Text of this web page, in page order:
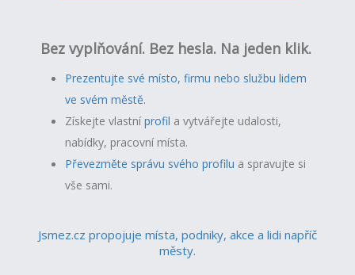
Bez vyplňování. Bez hesla. Na jeden klik.
Prezentujte své místo, firmu nebo službu lidem
ve svém městě.
Získejte vlastníprofil a vytvářejte udalosti,
nabídky, pracovní místa.
Převezměte správu svého profilu a spravujte si
vše sami.
Jsmez.cz propojuje místa, podniky, akce a lidi napříč
městy.